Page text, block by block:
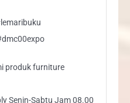
produk furniture
Senin-Sabtu Jam 08.00